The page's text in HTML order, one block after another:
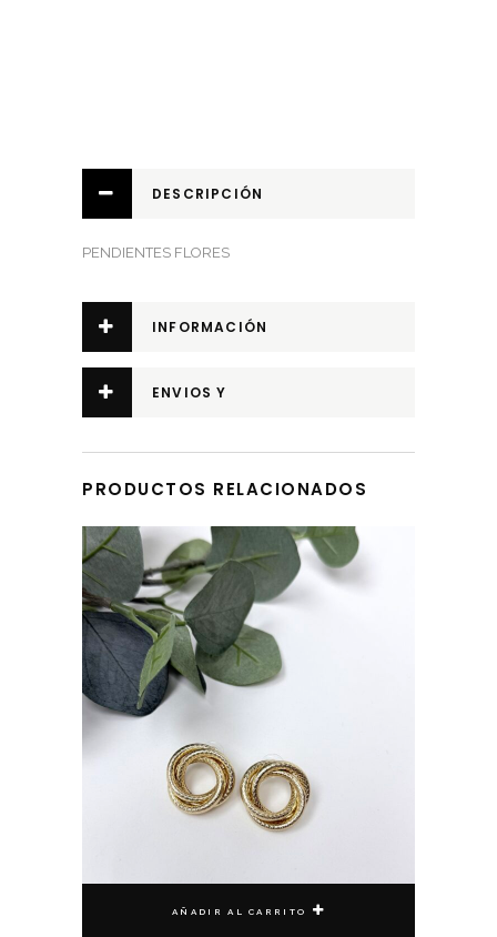
DESCRIPCIÓN
PENDIENTES FLORES
INFORMACIÓN
ENVIOS Y
PRODUCTOS RELACIONADOS
AÑADIR AL CARRITO